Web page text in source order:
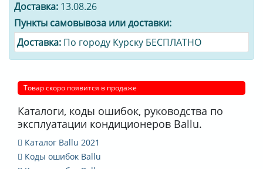
Доставка: 13.08.26
Пункты самовывоза или доставки:
Доставка: По городу Курску БЕСПЛАТНО
Товар скоро появится в продаже
Каталоги, коды ошибок, руководства по
эксплуатации кондиционеров Ballu.
Каталог Ballu 2021
Коды ошибок Ballu